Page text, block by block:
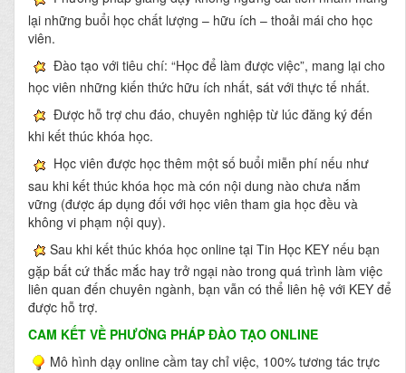
lại những buổi học chất lượng – hữu ích – thoải mái cho học
viên.
Đào tạo với tiêu chí: “Học để làm được việc”, mang lại cho
học viên những kiến thức hữu ích nhất, sát với thực tế nhất.
Được hỗ trợ chu đáo, chuyên nghiệp từ lúc đăng ký đến
khi kết thúc khóa học.
Học viên được học thêm một số buổi miễn phí nếu như
sau khi kết thúc khóa học mà cón nội dung nào chưa nắm
vững (được áp dụng đối với học viên tham gia học đều và
không vi phạm nội quy).
Sau khi kết thúc khóa học online tại Tin Học KEY nếu bạn
gặp bất cứ thắc mắc hay trở ngại nào trong quá trình làm việc
liên quan đến chuyên ngành, bạn vẫn có thể liên hệ với KEY để
được hỗ trợ.
CAM KẾT VỀ PHƯƠNG PHÁP ĐÀO TẠO ONLINE
Mô hình dạy online cầm tay chỉ việc, 100% tương tác trực